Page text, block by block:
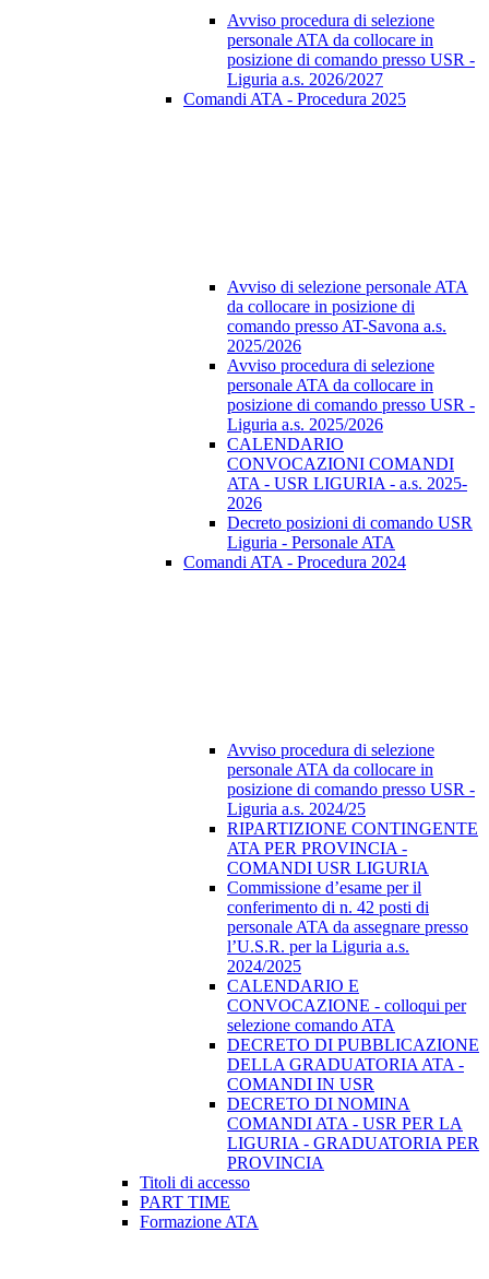
Avviso procedura di selezione
personale ATA da collocare in
posizione di comando presso USR -
Liguria a.s. 2026/2027
Comandi ATA - Procedura 2025
Avviso di selezione personale ATA
da collocare in posizione di
comando presso AT-Savona a.s.
2025/2026
Avviso procedura di selezione
personale ATA da collocare in
posizione di comando presso USR -
Liguria a.s. 2025/2026
CALENDARIO
CONVOCAZIONI COMANDI
ATA - USR LIGURIA - a.s. 2025-
2026
Decreto posizioni di comando USR
Liguria - Personale ATA
Comandi ATA - Procedura 2024
Avviso procedura di selezione
personale ATA da collocare in
posizione di comando presso USR -
Liguria a.s. 2024/25
RIPARTIZIONE CONTINGENTE
ATA PER PROVINCIA -
COMANDI USR LIGURIA
Commissione d’esame per il
conferimento di n. 42 posti di
personale ATA da assegnare presso
l’U.S.R. per la Liguria a.s.
2024/2025
CALENDARIO E
CONVOCAZIONE - colloqui per
selezione comando ATA
DECRETO DI PUBBLICAZIONE
DELLA GRADUATORIA ATA -
COMANDI IN USR
DECRETO DI NOMINA
COMANDI ATA - USR PER LA
LIGURIA - GRADUATORIA PER
PROVINCIA
Titoli di accesso
PART TIME
Formazione ATA